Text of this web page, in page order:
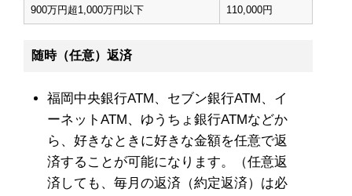
900万円超1,000万円以下 110,000円
随時（任意）返済
福岡中央銀行ATM、セブン銀行ATM、イ
ーネットATM、ゆうちょ銀行ATMなどか
ら、好きなときに好きな金額を任意で返
済することが可能になります。（任意返
済しても、毎月の返済（約定返済）は必